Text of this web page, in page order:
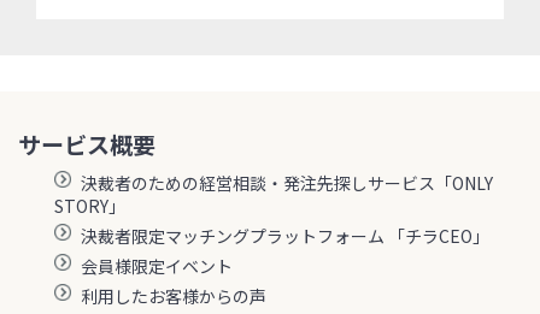
サービス概要
決裁者のための経営相談・発注先探しサービス「ONLY
STORY」
決裁者限定マッチングプラットフォーム 「チラCEO」
会員様限定イベント
利用したお客様からの声